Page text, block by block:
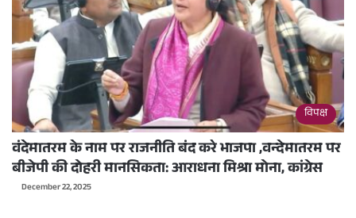
विपक्ष
वंदेमातरम के नाम पर राजनीति बंद करे भाजपा ,वन्देमातरम पर
बीजेपी की दोहरी मानसिकता: आराधना मिश्रा मोना, कांग्रेस
December 22, 2025